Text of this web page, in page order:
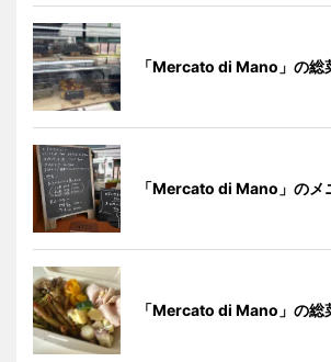
「Mercato di Mano」の総
「Mercato di Mano」のメ
「Mercato di Mano」の総